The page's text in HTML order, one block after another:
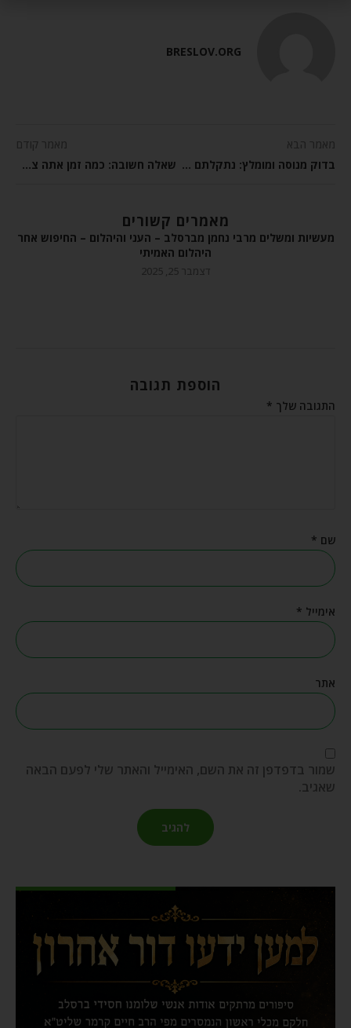
BRESLOV.ORG
מאמר הבא
בדוק מנוסה ומומלץ: נתקלתם בקיר? תעברו דרכו!
מאמר קודם
שאלה חשובה: כמה זמן אתה צריך כדי להשתנות?
מאמרים קשורים
מעשיות ומשלים מרבי נחמן מברסלב – העני והיהלום – החיפוש אחר
היהלום האמיתי
דצמבר 25, 2025
הוספת תגובה
התגובה שלך *
שם *
אימייל *
אתר
שמור בדפדפן זה את השם, האימייל והאתר שלי לפעם הבאה
שאגיב.